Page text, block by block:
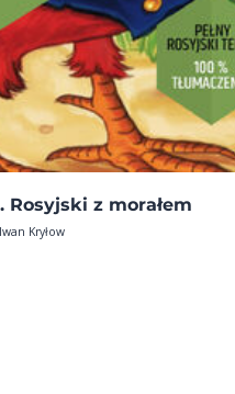
Rosyjski z morałem
Iwan Kryłow